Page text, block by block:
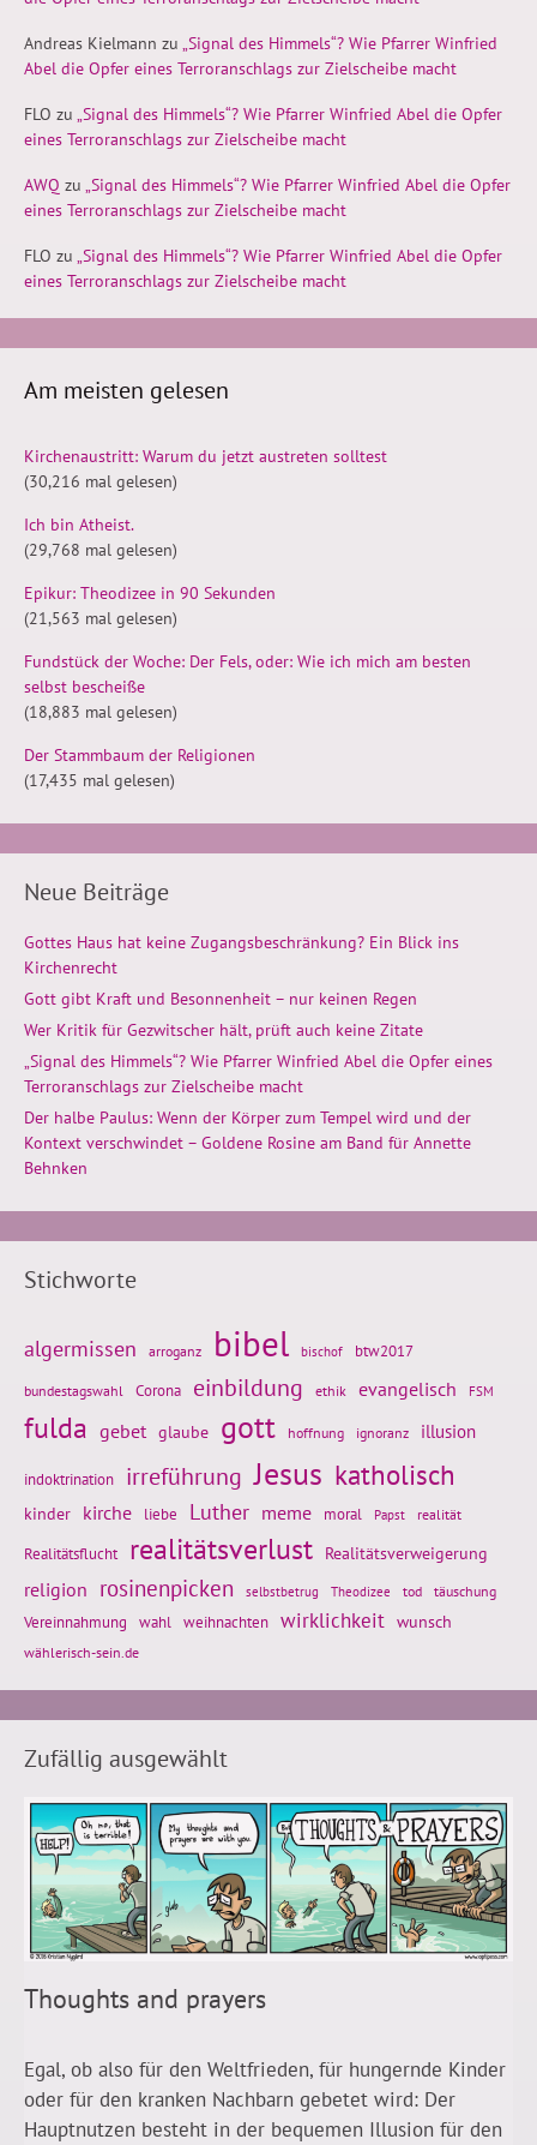
Andreas Kielmann zu „Signal des Himmels“? Wie Pfarrer Winfried
Abel die Opfer eines Terroranschlags zur Zielscheibe macht
FLO zu „Signal des Himmels“? Wie Pfarrer Winfried Abel die Opfer
eines Terroranschlags zur Zielscheibe macht
AWQ zu „Signal des Himmels“? Wie Pfarrer Winfried Abel die Opfer
eines Terroranschlags zur Zielscheibe macht
FLO zu „Signal des Himmels“? Wie Pfarrer Winfried Abel die Opfer
eines Terroranschlags zur Zielscheibe macht
Am meisten gelesen
Kirchenaustritt: Warum du jetzt austreten solltest
(30,216 mal gelesen)
Ich bin Atheist.
(29,768 mal gelesen)
Epikur: Theodizee in 90 Sekunden
(21,563 mal gelesen)
Fundstück der Woche: Der Fels, oder: Wie ich mich am besten
selbst bescheiße
(18,883 mal gelesen)
Der Stammbaum der Religionen
(17,435 mal gelesen)
Neue Beiträge
Gottes Haus hat keine Zugangsbeschränkung? Ein Blick ins
Kirchenrecht
Gott gibt Kraft und Besonnenheit – nur keinen Regen
Wer Kritik für Gezwitscher hält, prüft auch keine Zitate
„Signal des Himmels“? Wie Pfarrer Winfried Abel die Opfer eines
Terroranschlags zur Zielscheibe macht
Der halbe Paulus: Wenn der Körper zum Tempel wird und der
Kontext verschwindet – Goldene Rosine am Band für Annette
Behnken
Stichworte
algermissen arroganz bibel bischof btw2017
bundestagswahl Corona einbildung ethik evangelisch FSM
fulda gebet glaube gott hoffnung ignoranz illusion
indoktrination irreführung Jesus katholisch
kinder kirche liebe Luther meme moral Papst realität
Realitätsflucht realitätsverlust Realitätsverweigerung
religion rosinenpicken selbstbetrug Theodizee tod täuschung
Vereinnahmung wahl weihnachten wirklichkeit wunsch
wählerisch-sein.de
Zufällig ausgewählt
Thoughts and prayers
Egal, ob also für den Weltfrieden, für hungernde Kinder
oder für den kranken Nachbarn gebetet wird: Der
Hauptnutzen besteht in der bequemen Illusion für den